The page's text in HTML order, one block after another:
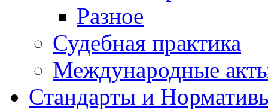
Разное
Судебная практика
Международные
Стандарты и